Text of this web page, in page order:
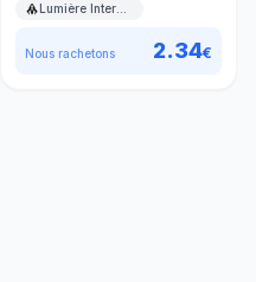
Nous rachetons 2.34€